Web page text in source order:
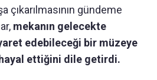
çıkarılmasının gündeme
mekanın gelecekte
edebileceği bir müzeye
ettiğini dile getirdi.